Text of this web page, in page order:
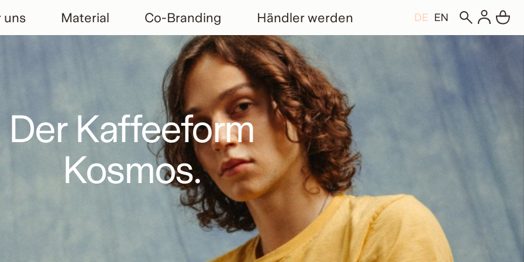
uns Material Co-Branding Händler werden DE EN
Der Kaffeeform
Kosmos.